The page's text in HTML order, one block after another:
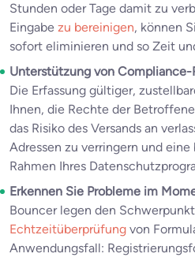
Stunden oder Tage damit zu
Eingabe zu bereinigen, können
sofort eliminieren und so Zeit
Unterstützung von Compliance-
Die Erfassung gültiger,
Ihnen, die Rechte der
das Risiko des Versands an
Adressen zu verringern und
Rahmen Ihres
Erkennen Sie Probleme im
Bouncer legen den
Echtzeitüberprüfung von
Anwendungsfall: